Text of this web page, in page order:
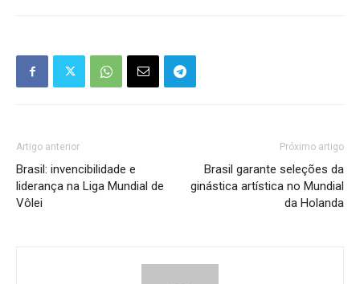
Artigo anterior
Brasil: invencibilidade e
liderança na Liga Mundial de
Vôlei
Próximo artigo
Brasil garante seleções da
ginástica artística no Mundial
da Holanda